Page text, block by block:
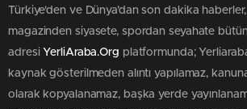
Türkiye'den ve Dünya’dan son dakika haberler,
magazinden siyasete, spordan seyahate
adresi YerliAraba.Org platformunda;
kaynak gösterilmeden alıntı yapılamaz,
olarak kopyalanamaz, başka yerde